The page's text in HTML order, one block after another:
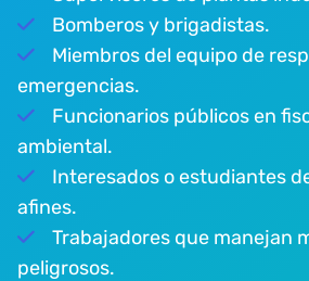
Bomberos y brigadistas.
Miembros del equipo de
emergencias.
Funcionarios públicos en
ambiental.
Interesados o estudiantes
afines.
Trabajadores que manejan
peligrosos.